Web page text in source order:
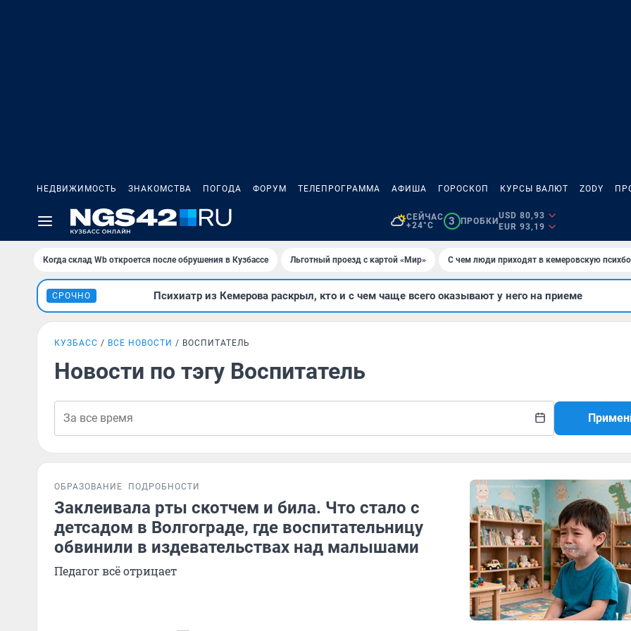
НЕДВИЖИМОСТЬ ЗНАКОМСТВА ПОГОДА ФОРУМ ТЕЛЕПРОГРАММА АФИША ГОРОСКОП КУРСЫ ВАЛЮТ ZODY
СЕЙЧАС
+24°C
3 ПРОБКИ
USD 80,93
EUR 93,19
Когда склад Wb откроется после обрушения в Кузбассе Льготный проезд с картой «Мир» С чем люди приходят в кемеровскую
СРОЧНО Психиатр из Кемерова раскрыл, кто и с чем чаще всего оказывают у него на приеме
КУЗБАСС ВСЕ НОВОСТИ ВОСПИТАТЕЛЬ
Новости по тэгу Воспитатель
ОБРАЗОВАНИЕ ПОДРОБНОСТИ
Заклеивала рты скотчем и била. Что стало с
детсадом в Волгограде, где воспитательницу
обвинили в издевательствах над малышами
Педагог всё отрицает